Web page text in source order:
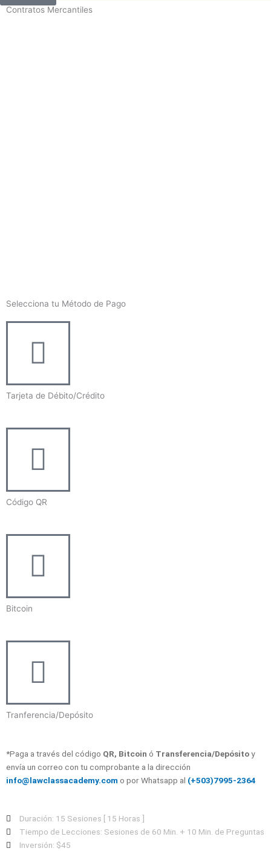
Contratos Mercantiles
Selecciona tu Método de Pago
Tarjeta de Débito/Crédito
Código QR
Bitcoin
Tranferencia/Depósito
*Paga a través del código QR, Bitcoin ó Transferencia/Depósitoy
envía un correo con tu comprobante a la dirección
info@lawclassacademy.com o por Whatsapp al (+503)7995-2364
Duración: 15 Sesiones [ 15 Horas ]
Tiempo de Lecciones: Sesiones de 60 Min. + 10 Min. de Preguntas
Inversión: $45